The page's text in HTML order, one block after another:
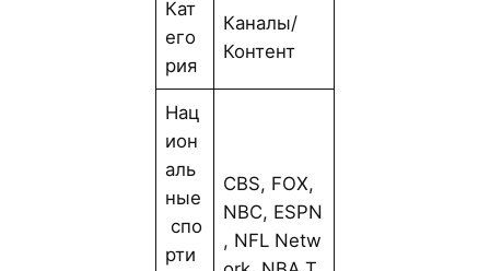
Кат
его
рия
Каналы/
Контент
Нац
ион
аль
ные
спо
рти
CBS, FOX,
NBC, ESPN
, NFL Netw